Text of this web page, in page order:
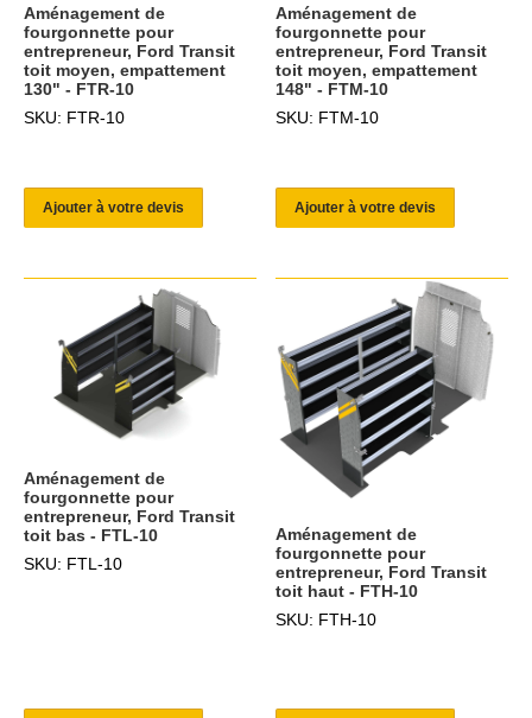
Aménagement de
fourgonnette pour
entrepreneur, Ford Transit
toit moyen, empattement
130" - FTR-10
SKU: FTR-10
Ajouter à votre devis
Aménagement de
fourgonnette pour
entrepreneur, Ford Transit
toit moyen, empattement
148" - FTM-10
SKU: FTM-10
Ajouter à votre devis
Aménagement de
fourgonnette pour
entrepreneur, Ford Transit
toit bas - FTL-10
SKU: FTL-10
Aménagement de
fourgonnette pour
entrepreneur, Ford Transit
toit haut - FTH-10
SKU: FTH-10